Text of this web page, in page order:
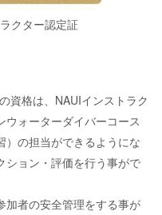
クター認定証
資格は、NAUIインストラク
ウォーターダイバーコース
）の担当ができるようにな
ション・評価を行う事がで
加者の安全管理をする事が